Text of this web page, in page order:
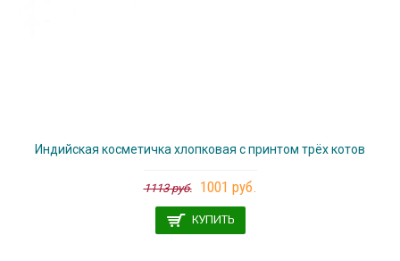
Индийская косметичка хлопковая с принтом трёх котов
1113 руб. 1001 руб.
КУПИТЬ